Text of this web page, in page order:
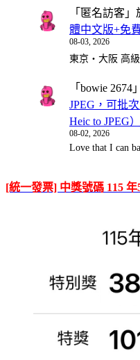
「 匿名訪客 」
體中文版+免費
08-03, 2026
東京・大阪 高
「 bowie 2674
JPEG，可批
Heic to JPEG）
08-02, 2026
Love that I can
[統一發票] 中獎號碼 115 年